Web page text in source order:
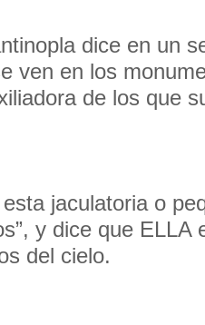
dice en un
ven en los
de los que
jaculatoria o
y dice que ELLA
del cielo.